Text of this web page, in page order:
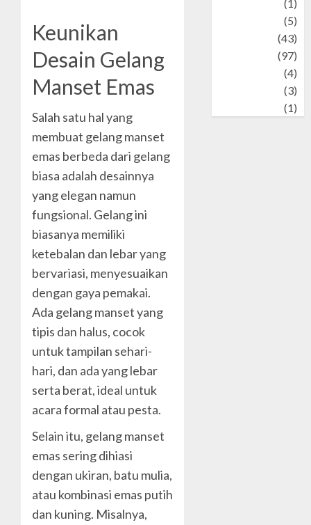
Keunikan
Desain Gelang
Manset Emas
Salah satu hal yang
membuat gelang manset
emas berbeda dari gelang
biasa adalah desainnya
yang elegan namun
fungsional. Gelang ini
biasanya memiliki
ketebalan dan lebar yang
bervariasi, menyesuaikan
dengan gaya pemakai.
Ada gelang manset yang
tipis dan halus, cocok
untuk tampilan sehari-
hari, dan ada yang lebar
serta berat, ideal untuk
acara formal atau pesta.
Selain itu, gelang manset
emas sering dihiasi
dengan ukiran, batu mulia,
atau kombinasi emas putih
dan kuning. Misalnya,
(1)
(5)
(43)
(97)
(4)
(3)
(1)